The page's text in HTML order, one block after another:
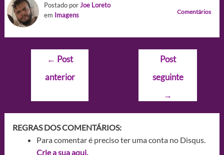
Postado porJoe Loreto
em Imagens Comentários
Navegação
Post
← Post
anterior
Post
seguinte
→
REGRAS DOS COMENTÁRIOS:
Para comentar é preciso ter uma conta no Disqus.
Crie a sua aqui.